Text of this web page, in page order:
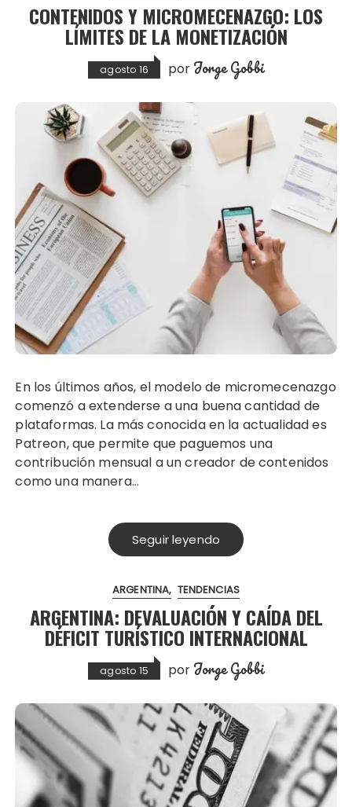
CONTENIDOS Y MICROMECENAZGO: LOS
LÍMITES DE LA MONETIZACIÓN
agosto 16 por Jorge Gobbi
En los últimos años, el modelo de micromecenazgo
comenzó a extenderse a una buena cantidad de
plataformas. La más conocida en la actualidad es
Patreon, que permite que paguemos una
contribución mensual a un creador de contenidos
como una manera…
Seguir leyendo
ARGENTINA TENDENCIAS
ARGENTINA: DEVALUACIÓN Y CAÍDA DEL
DÉFICIT TURÍSTICO INTERNACIONAL
agosto 15 por Jorge Gobbi